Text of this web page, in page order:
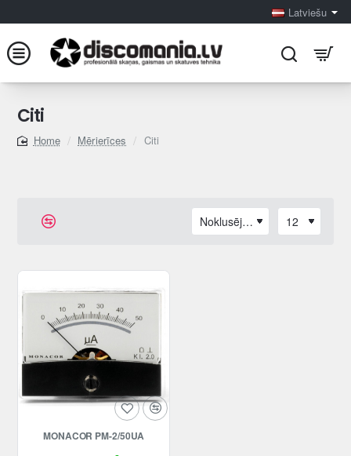
Latviešu
Citi
home
Mērierīces Citi
MONACOR PM-2/50UA